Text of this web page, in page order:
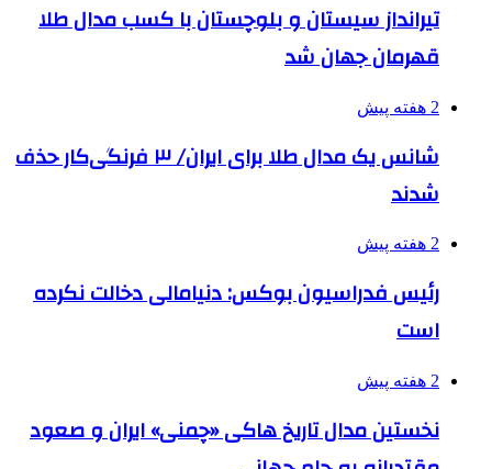
تیرانداز سیستان و بلوچستان با کسب مدال طلا
قهرمان جهان شد
2 هفته پیش
شانس یک مدال طلا برای ایران/ ۳ فرنگی‌کار حذف
شدند
2 هفته پیش
رئیس فدراسیون بوکس: دنیامالی دخالت نکرده
است
2 هفته پیش
نخستین مدال تاریخ هاکی «چمنی» ایران و صعود